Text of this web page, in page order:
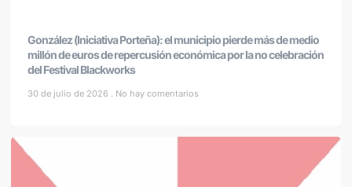
González (Iniciativa Porteña): el municipio pierde más de medio
millón de euros de repercusión económica por la no celebración
del Festival Blackworks
30 de julio de 2026 No hay comentarios